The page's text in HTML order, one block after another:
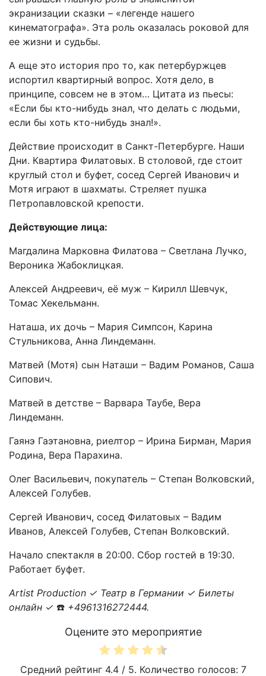
экранизации сказки – «легенде нашего
кинематографа». Эта роль оказалась роковой для
ее жизни и судьбы.
А еще это история про то, как петербуржцев
испортил квартирный вопрос. Хотя дело, в
принципе, совсем не в этом… Цитата из пьесы:
«Если бы кто-нибудь знал, что делать с людьми,
если бы хоть кто-нибудь знал!».
Действие происходит в Санкт-Петербурге. Наши
Дни. Квартира Филатовых. В столовой, где стоит
круглый стол и буфет, сосед Сергей Иванович и
Мотя играют в шахматы. Стреляет пушка
Петропавловской крепости.
Действующие лица:
Магдалина Марковна Филатова – Светлана Лучко,
Вероника Жабоклицкая.
Алексей Андреевич, её муж – Кирилл Шевчук,
Томас Хекельманн.
Наташа, их дочь – Мария Симпсон, Карина
Стульникова, Анна Линдеманн.
Матвей (Мотя) сын Наташи – Вадим Романов, Саша
Сипович.
Матвей в детстве – Варвара Таубе, Вера
Линдеманн.
Гаянэ Гаэтановна, риелтор – Ирина Бирман, Мария
Родина, Вера Парахина.
Олег Васильевич, покупатель – Степан Волковский,
Алексей Голубев.
Сергей Иванович, сосед Филатовых – Вадим
Иванов, Алексей Голубев, Степан Волковский.
Начало спектакля в 20:00. Сбор гостей в 19:30.
Работает буфет.
Artist Production ✓ Театр в Германии ✓ Билеты
онлайн ✓ ☎️️ +4961316272444.
Оцените это мероприятие
Средний рейтинг 4.4/ 5. Количество голосов: 7